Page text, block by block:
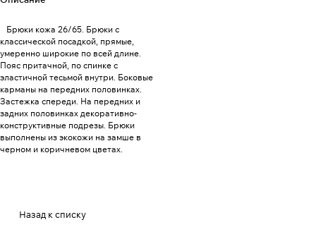
Брюки кожа 26/65. Брюки с
классической посадкой, прямые,
умеренно широкие по всей длине.
Пояс притачной, по спинке с
эластичной тесьмой внутри. Боковые
карманы на передних половинках.
Застежка спереди. На передних и
задних половинках декоративно-
конструктивные подрезы. Брюки
выполнены из экокожи на замше в
черном и коричневом цветах.
Назад к списку